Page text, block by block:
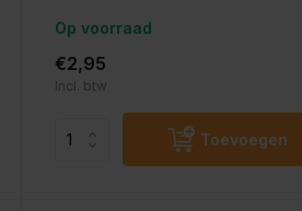
Op voorraad
€2,95
Incl. btw
Toevoegen